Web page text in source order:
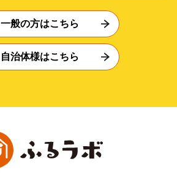
一般の方はこちら
自治体様はこちら